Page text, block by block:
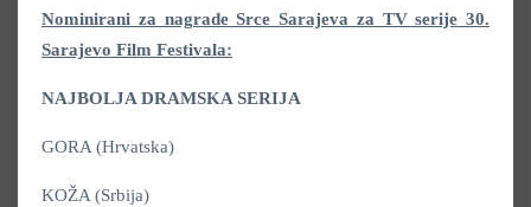
Nominirani za nagrade Srce Sarajeva za TV serije 30.
Sarajevo Film Festivala:
NAJBOLJA DRAMSKA SERIJA
GORA (Hrvatska)
KOŽA (Srbija)